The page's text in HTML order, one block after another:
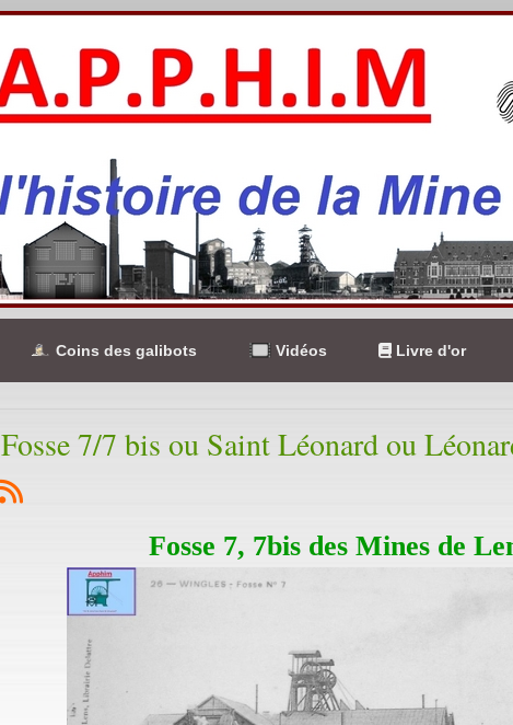
Coins des galibots Vidéos Livre d'or
Fosse 7/7 bis ou Saint Léonard ou
Fosse 7, 7bis des Mines de